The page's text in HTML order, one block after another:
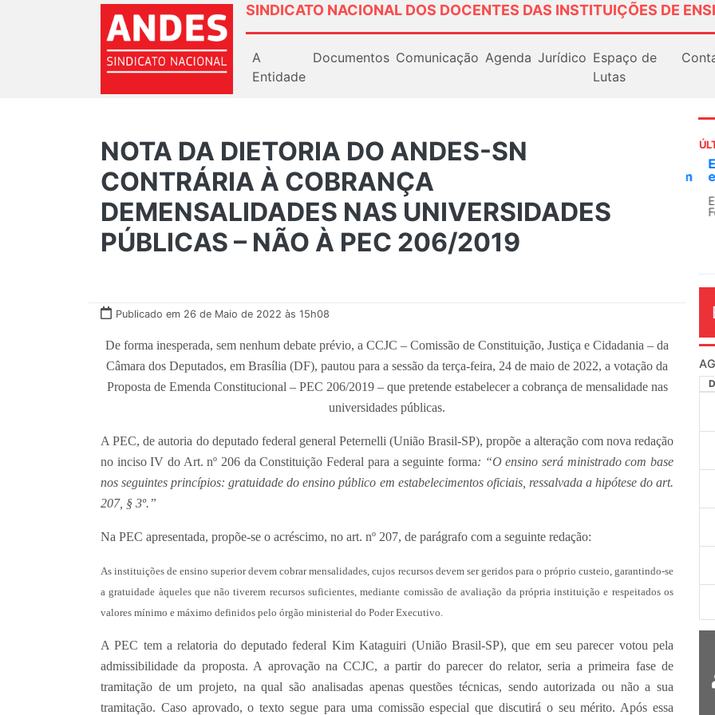
SINDICATO NACIONAL DOS DOCENTES DAS INSTITUIÇÕES DE
A
Entidade
Documentos Comunicação Agenda Jurídico Espaço de
Lutas
NOTA DA DIETORIA DO ANDES-SN
CONTRÁRIA À COBRANÇA
DEMENSALIDADES NAS UNIVERSIDADES
PÚBLICAS – NÃO À PEC 206/2019
Publicado em 26 de Maio de 2022 às 15h08
De forma inesperada, sem nenhum debate prévio, a CCJC – Comissão de Constituição, Justiça e Cidadania – da
Câmara dos Deputados, em Brasília (DF), pautou para a sessão da terça-feira, 24 de maio de 2022, a votação da
Proposta de Emenda Constitucional – PEC 206/2019 – que pretende estabelecer a cobrança de mensalidade nas
universidades públicas.
A PEC, de autoria do deputado federal general Peternelli (União Brasil-SP), propõe a alteração com nova redação
no inciso IV do Art. nº 206 da Constituição Federal para a seguinte forma: “O ensino será ministrado com base
nos seguintes princípios: gratuidade do ensino público em estabelecimentos oficiais, ressalvada a hipótese do art.
207, § 3º.”
Na PEC apresentada, propõe-se o acréscimo, no art. nº 207, de parágrafo com a seguinte redação:
As instituições de ensino superior devem cobrar mensalidades, cujos recursos devem ser geridos para o próprio custeio, garantindo-se
a gratuidade àqueles que não tiverem recursos suficientes, mediante comissão de avaliação da própria instituição e respeitados os
valores mínimo e máximo definidos pelo órgão ministerial do Poder Executivo.
A PEC tem a relatoria do deputado federal Kim Kataguiri (União Brasil-SP), que em seu parecer votou pela
admissibilidade da proposta. A aprovação na CCJC, a partir do parecer do relator, seria a primeira fase de
tramitação de um projeto, na qual são analisadas apenas questões técnicas, sendo autorizada ou não a sua
tramitação. Caso aprovado, o texto segue para uma comissão especial que discutirá o seu mérito. Após essa